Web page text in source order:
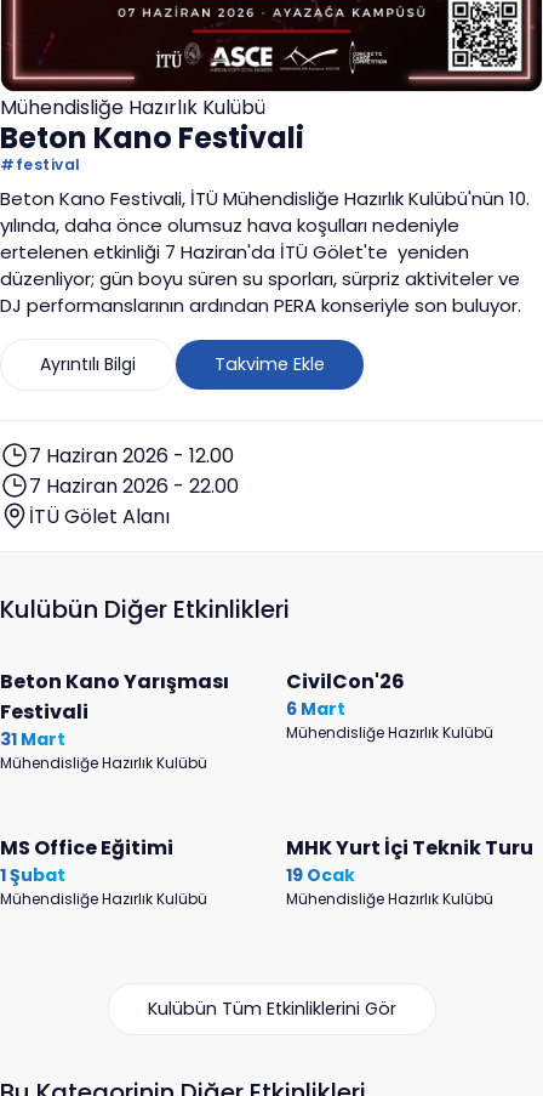
Mühendisliğe Hazırlık Kulübü
Beton Kano Festivali
#festival
Beton Kano Festivali, İTÜ Mühendisliğe Hazırlık Kulübü'nün 10.
yılında, daha önce olumsuz hava koşulları nedeniyle
ertelenen etkinliği 7 Haziran'da İTÜ Gölet'te yeniden
düzenliyor; gün boyu süren su sporları, sürpriz aktiviteler ve
DJ performanslarının ardından PERA konseriyle son buluyor.
Ayrıntılı Bilgi Takvime Ekle
7 Haziran 2026 - 12.00
7 Haziran 2026 - 22.00
İTÜ Gölet Alanı
Kulübün Diğer Etkinlikleri
Beton Kano Yarışması
Festivali
31 Mart
Mühendisliğe Hazırlık Kulübü
CivilCon'26
6 Mart
Mühendisliğe Hazırlık Kulübü
MS Office Eğitimi
1 Şubat
Mühendisliğe Hazırlık Kulübü
MHK Yurt İçi Teknik Turu
19 Ocak
Mühendisliğe Hazırlık Kulübü
Kulübün Tüm Etkinliklerini Gör